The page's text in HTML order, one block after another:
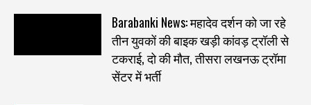
Barabanki News: महादेव दर्शन को जा रहे
तीन युवकों की बाइक खड़ी कांवड़ ट्रॉली से
टकराई, दो की मौत, तीसरा लखनऊ ट्रॉमा
सेंटर में भर्ती